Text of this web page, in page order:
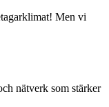
Men vi
nätverk som stärker